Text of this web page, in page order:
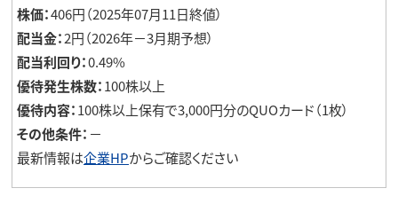
株価：406円（2025年07月11日終値）
配当金：2円（2026年－3月期予想）
配当利回り：0.49%
優待発生株数：100株以上
優待内容：100株以上保有で3,000円分のQUOカード（1枚）
その他条件： －
最新情報は企業HPからご確認ください